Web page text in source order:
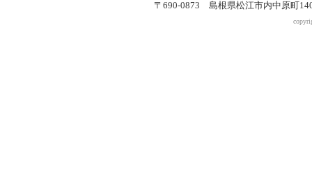
〒690-0873 島根県松江市内中原町